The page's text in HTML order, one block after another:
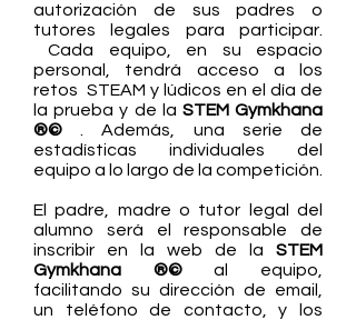
autorización de sus padres o
tutores legales para participar.
Cada equipo, en su espacio
personal, tendrá acceso a los
retos STEAM y lúdicos en el día de
la prueba y de la STEM Gymkhana
®©
. Además, una serie de
estadísticas individuales del
equipo a lo largo de la competición.
El padre, madre o tutor legal del
alumno será el responsable de
inscribir en la web de la STEM
Gymkhana ®©
al equipo,
facilitando su dirección de email,
un teléfono de contacto, y los